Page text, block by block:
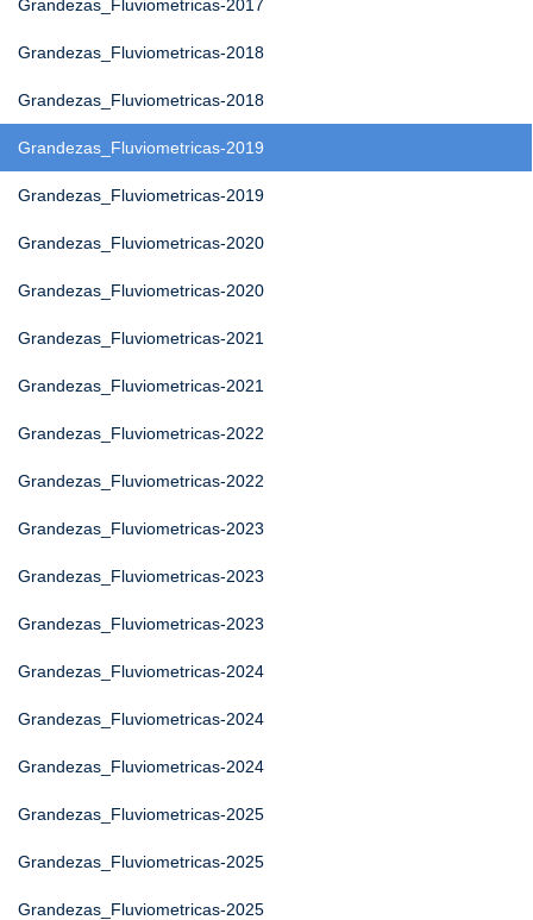
Grandezas_Fluviometricas-2017
Grandezas_Fluviometricas-2018
Grandezas_Fluviometricas-2018
Grandezas_Fluviometricas-2019
Grandezas_Fluviometricas-2019
Grandezas_Fluviometricas-2020
Grandezas_Fluviometricas-2020
Grandezas_Fluviometricas-2021
Grandezas_Fluviometricas-2021
Grandezas_Fluviometricas-2022
Grandezas_Fluviometricas-2022
Grandezas_Fluviometricas-2023
Grandezas_Fluviometricas-2023
Grandezas_Fluviometricas-2023
Grandezas_Fluviometricas-2024
Grandezas_Fluviometricas-2024
Grandezas_Fluviometricas-2024
Grandezas_Fluviometricas-2025
Grandezas_Fluviometricas-2025
Grandezas_Fluviometricas-2025